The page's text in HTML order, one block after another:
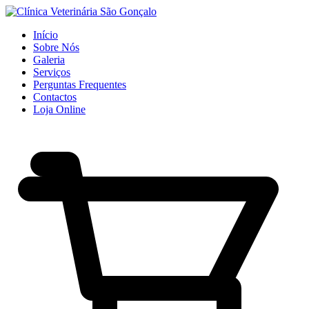
Início
Sobre Nós
Galeria
Serviços
Perguntas Frequentes
Contactos
Loja Online